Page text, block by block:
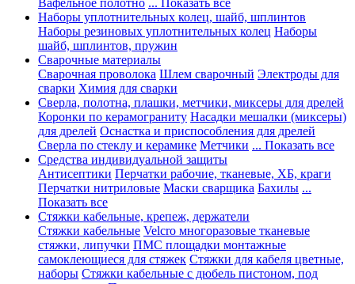
Вафельное полотно ... Показать все
Наборы уплотнительных колец, шайб, шплинтов
Наборы резиновых уплотнительных колец Наборы
шайб, шплинтов, пружин
Сварочные материалы
Сварочная проволока Шлем сварочный Электроды для
сварки Химия для сварки
Сверла, полотна, плашки, метчики, миксеры для дрелей
Коронки по керамограниту Насадки мешалки (миксеры)
для дрелей Оснастка и приспособления для дрелей
Сверла по стеклу и керамике Метчики ... Показать все
Средства индивидуальной защиты
Антисептики Перчатки рабочие, тканевые, ХБ, краги
Перчатки нитриловые Маски сварщика Бахилы ...
Показать все
Стяжки кабельные, крепеж, держатели
Стяжки кабельные Velcro многоразовые тканевые
стяжки, липучки ПМС площадки монтажные
самоклеющиеся для стяжек Стяжки для кабеля цветные,
наборы Стяжки кабельные с дюбель пистоном, под